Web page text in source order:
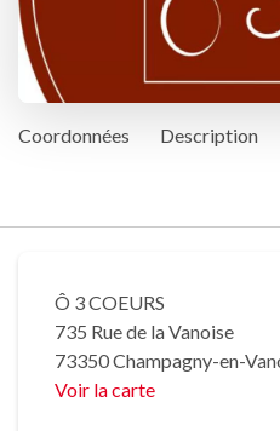
Coordonnées Description
Ô 3 COEURS
735 Rue de la Vanoise
73350 Champagny-en-
Voir la carte